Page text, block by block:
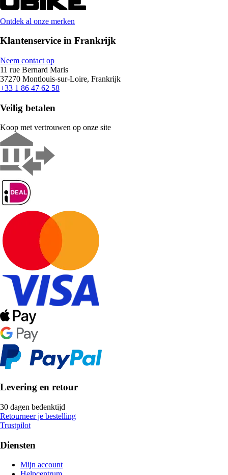
Ontdek al onze merken
Klantenservice in Frankrijk
Neem contact op
11 rue Bernard Maris
37270 Montlouis-sur-Loire, Frankrijk
+33 1 86 47 62 58
Veilig betalen
Koop met vertrouwen op onze site
Levering en retour
30 dagen bedenktijd
Retourneer je bestelling
Trustpilot
Diensten
Mijn account